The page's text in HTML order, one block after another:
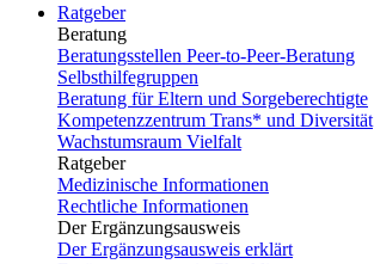
Ratgeber
Beratung
Beratungsstellen Peer-to-Peer-Beratung
Selbsthilfegruppen
Beratung für Eltern und Sorgeberechtigte
Kompetenzzentrum Trans* und Diversität
Wachstumsraum Vielfalt
Ratgeber
Medizinische Informationen
Rechtliche Informationen
Der Ergänzungsausweis
Der Ergänzungsausweis erklärt